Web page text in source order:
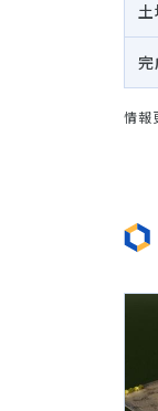
土
完
情報